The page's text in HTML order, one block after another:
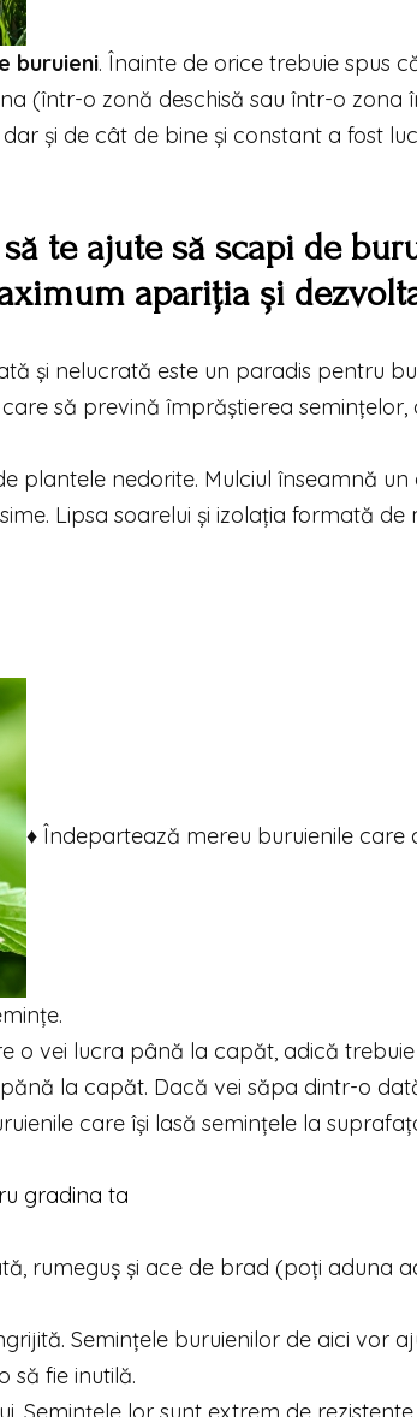
buruieni. Înainte de orice trebuie spus
(într-o zonă deschisă sau într-o zona
și de cât de bine și constant a fost
te ajute să scapi de
apariția și
și nelucrată este un paradis pentru
să prevină împrăștierea
plantele nedorite. Mulciul înseamnă un
Lipsa soarelui și izolația formată de
♦ Îndepartează mereu buruienile care
o vei lucra până la capăt, adică
la capăt. Dacă vei săpa dintr-o
care își lasă semințele la
gradina ta
rumeguș și ace de brad (poți aduna
Semințele buruienilor de aici vor
să fie inutilă.